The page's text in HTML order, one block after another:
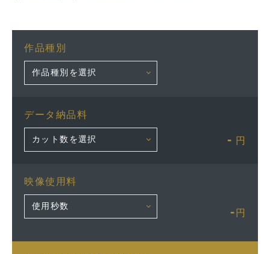
作品種別
データ納品料
- 円
映像使用料
- 円